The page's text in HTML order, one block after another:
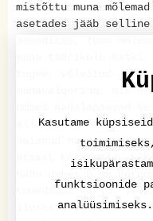
mistõttu muna
asetades jääb selline
tugev, võlvitud ja
munavalgering, mis
alla tekib õhukiht.
seisnud muna tömp
otsast kõrgemale.
tumedamat varju.
ilusasti võlvitud
Kasutame
funktsioonide